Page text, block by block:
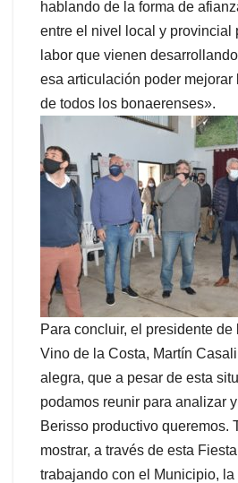
hablando de la forma de
entre el nivel local y provincial
labor que vienen
esa articulación poder mejorar
de todos los bonaerenses».
Para concluir, el presidente de
Vino de la Costa, Martín
alegra, que a pesar de esta
podamos reunir para analizar
Berisso productivo queremos.
mostrar, a través de esta
trabajando con el Municipio,